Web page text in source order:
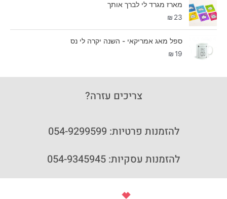
מארז מגרד לי לברך אותך
₪ 23
ספל מאג אמריקאי - השנה יקרה לי נס
₪19
צריכים עזרה?
להזמנות פרטיות: 054-9299599
להזמנות עסקיות: 054-9345945